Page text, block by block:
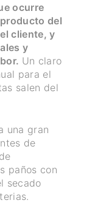
ocurre
del
cliente, y
y
Un claro
para el
salen del
una gran
de
paños con
secado